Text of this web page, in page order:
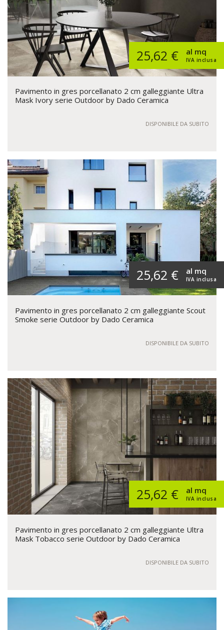
25,62 € IVA inclusa
al mq
Pavimento in gres porcellanato 2 cm galleggiante Ultra
Mask Ivory serie Outdoor by Dado Ceramica
DISPONIBILE DA SUBITO
25,62 € IVA inclusa
al mq
Pavimento in gres porcellanato 2 cm galleggiante Scout
Smoke serie Outdoor by Dado Ceramica
DISPONIBILE DA SUBITO
25,62 € IVA inclusa
al mq
Pavimento in gres porcellanato 2 cm galleggiante Ultra
Mask Tobacco serie Outdoor by Dado Ceramica
DISPONIBILE DA SUBITO